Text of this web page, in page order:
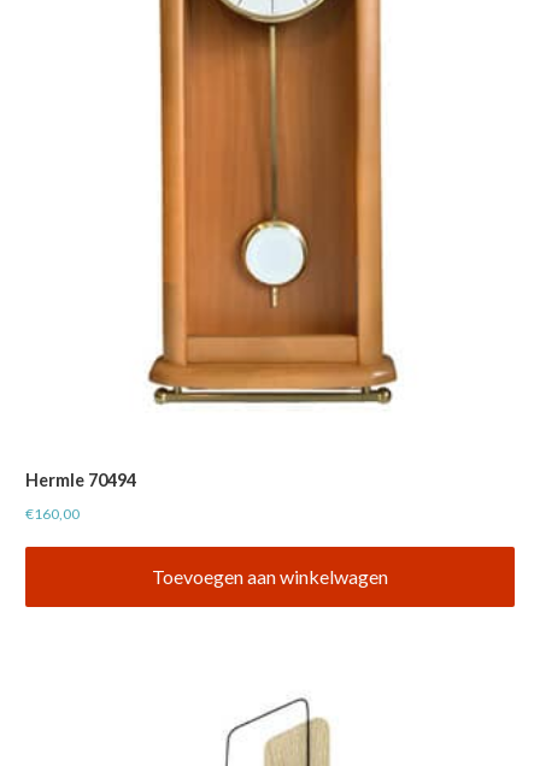
Hermle 70494
€160,00
Toevoegen aan winkelwagen